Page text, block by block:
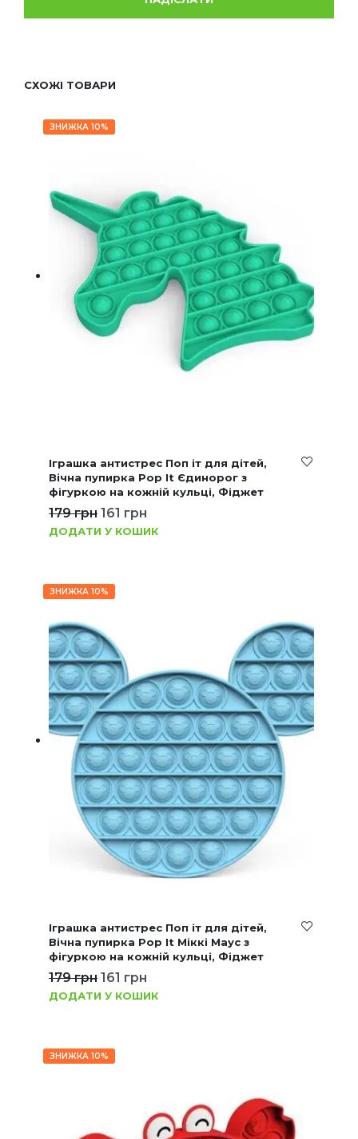
СХОЖІ ТОВАРИ
ЗНИЖКА 10%
Іграшка антистрес Поп іт для дітей,
Вічна пупирка Pop It Єдинорог з
фігуркою на кожній кульці, Фіджет
179грн 161 грн
ДОДАТИ У КОШИК
ЗНИЖКА 10%
Іграшка антистрес Поп іт для дітей,
Вічна пупирка Pop It Міккі Маус з
фігуркою на кожній кульці, Фіджет
179грн 161 грн
ДОДАТИ У КОШИК
ЗНИЖКА 10%